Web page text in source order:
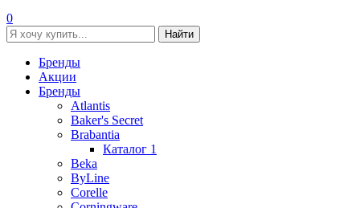
0
Найти
Бренды
Акции
Бренды
Atlantis
Baker's Secret
Brabantia
Каталог 1
Beka
ByLine
Corelle